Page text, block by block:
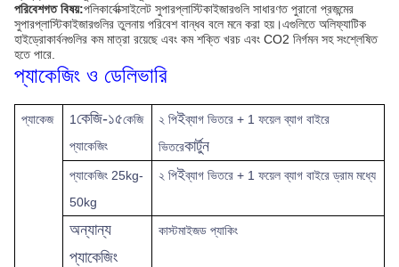
পরিবেশগত বিষয়:পলিকার্বোক্সাইলেট সুপারপ্লাস্টিকাইজারগুলি সাধারণত পুরানো প্রজন্মের
সুপারপ্লাস্টিকাইজারগুলির তুলনায় পরিবেশ বান্ধব বলে মনে করা হয়।এগুলিতে অলিফ্যাটিক
হাইড্রোকার্বনগুলির কম মাত্রা রয়েছে এবং কম শক্তি খরচ এবং CO2 নির্গমন সহ সংশ্লেষিত
হতে পারে.
প্যাকেজিং ও ডেলিভারি
প্যাকেজ 1কেজি-১৫কেজি
প্যাকেজিং
২ পিইব্যাগ ভিতরে + 1 ফয়েল ব্যাগ বাইরে
ভিতরেকার্টুন
প্যাকেজিং 25kg-
50kg
২ পিইব্যাগ ভিতরে + 1 ফয়েল ব্যাগ বাইরে ড্রাম মধ্যে
অন্যান্য
প্যাকেজিং
কাস্টমাইজড প্যাকিং